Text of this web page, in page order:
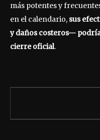
más potentes y
en el calendario, sus
y daños costeros—
cierre oficial.